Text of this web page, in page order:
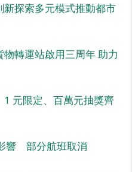
探索多元模式推動都市
轉運站啟用三周年 助力
元限定、百萬元抽獎齊
響 部分航班取消